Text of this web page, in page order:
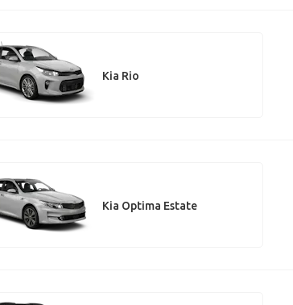
Kia Rio
Kia Optima Estate